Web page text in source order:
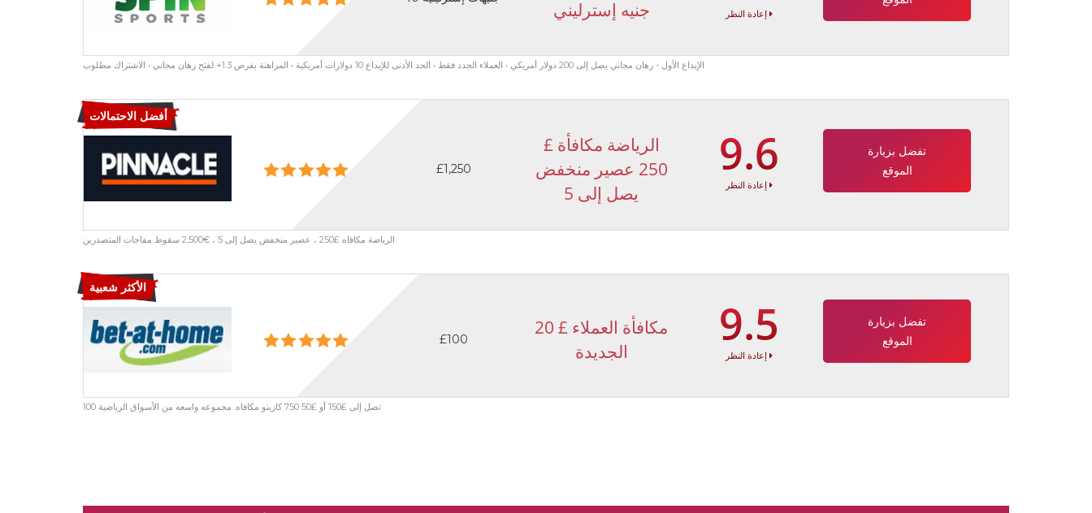
جنيه إسترليني
إعادة النظر
الإيداع الأول - رهان مجاني يصل إلى 200 دولار أمريكي • العملاء الجدد فقط • الحد الأدنى للإيداع 10 دولارات أمريكية • المراهنة بفرص 1.3+ لفتح رهان مجاني • الاشتراك مطلوب
أفضل الاحتمالات
£1,250
الرياضة مكافأة £
250 عصير منخفض
يصل إلى 5
9.6
إعادة النظر
تفضل بزيارة
الموقع
الرياضة مكافاه £250 ، عصير منخفض يصل إلى 5 ، €2,500 سقوط مفاجات المتصدرين
الأكثر شعبية
£100
20 £ مكافأة العملاء
الجديدة
9.5
إعادة النظر
تفضل بزيارة
الموقع
100 تصل إلى £150 أو £50 750 كازينو مكافاه. مجموعه واسعه من الأسواق الرياضية